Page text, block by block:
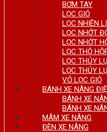
BƠM TAY
LỌC GIÓ
LỌC NHIÊN
LỌC NHỚT
LỌC NHỚT
LỌC THÔ
LỌC THỦY
LỌC THỦY
VỎ LỌC GIÓ
BÁNH XE NÂNG
BÁNH XE
BÁNH XE
MÂM XE NÂNG
ĐÈN XE NÂNG